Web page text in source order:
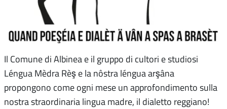
Il Comune di Albinea e il gruppo di cultori e studiosi
Léngua Mèdra Rèş e la nôstra léngua arşâna
propongono come ogni mese un approfondimento sulla
nostra straordinaria lingua madre, il dialetto reggiano!